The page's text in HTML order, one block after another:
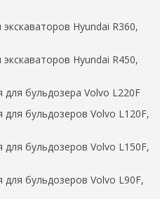
Hyundai R360,
Hyundai R450,
бульдозера Volvo L220F
бульдозеров Volvo L120F,
бульдозеров Volvo L150F,
бульдозеров Volvo L90F,